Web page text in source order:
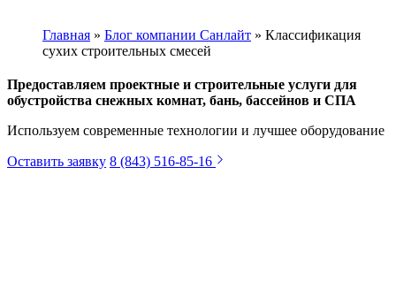
Главная » Блог компании Санлайт » Классификация
сухих строительных смесей
Предоставляем проектные и строительные услуги для
обустройства снежных комнат, бань, бассейнов и СПА
Используем современные технологии и лучшее оборудование
Оставить заявку 8 (843) 516-85-16